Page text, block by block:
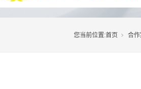
您当前位置:首页 合作